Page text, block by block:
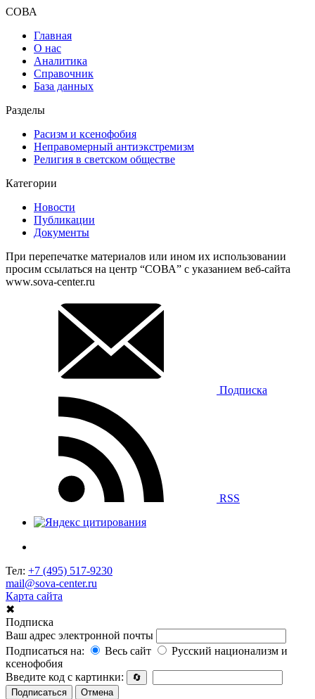
СОВА
Главная
О нас
Аналитика
Справочник
База данных
Разделы
Расизм и ксенофобия
Неправомерный антиэкстремизм
Религия в светском обществе
Категории
Новости
Публикации
Документы
При перепечатке материалов или ином их использовании
просим ссылаться на центр “СОВА” с указанием веб-сайта
www.sova-center.ru
Подписка
RSS
Тел: +7 (495) 517-9230
mail@sova-center.ru
Карта сайта
✖
Подписка
Ваш адрес электронной почты
Подписаться на:
Весь сайт
Русский национализм и
ксенофобия
Введите код с картинки:
🔄
Подписаться
Отмена